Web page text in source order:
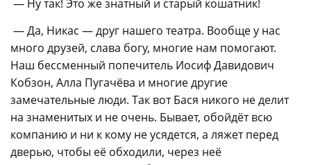
— Ну так! Это же знатный и старый кошатник!
— Да, Никас — друг нашего театра. Вообще у нас
много друзей, слава богу, многие нам помогают.
Наш бессменный попечитель Иосиф Давидович
Кобзон, Алла Пугачёва и многие другие
замечательные люди. Так вот Бася никого не делит
на знаменитых и не очень. Бывает, обойдёт всю
компанию и ни к кому не усядется, а ляжет перед
дверью, чтобы её обходили, через неё